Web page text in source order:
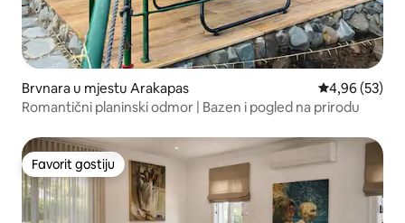
Brvnara u mjestu Arakapas Prosječna
4,96 (53)
Romantični planinski odmor | Bazen i pogled na prirodu
Favorit gostiju
Favorit gostiju